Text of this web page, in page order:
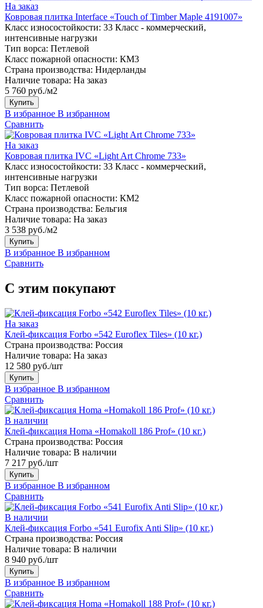
На заказ
Ковровая плитка Interface «Touch of Timber Maple 4191007»
Класс износостойкости: 33 Класс - коммерческий,
интенсивные нагрузки
Тип ворса: Петлевой
Класс пожарной опасности: КМ3
Страна производства: Нидерланды
Наличие товара: На заказ
5 760 руб./м2
Купить
В избранное В избранном
Сравнить
На заказ
Ковровая плитка IVC «Light Art Chrome 733»
Класс износостойкости: 33 Класс - коммерческий,
интенсивные нагрузки
Тип ворса: Петлевой
Класс пожарной опасности: КМ2
Страна производства: Бельгия
Наличие товара: На заказ
3 538 руб./м2
Купить
В избранное В избранном
Сравнить
С этим покупают
На заказ
Клей-фиксация Forbo «542 Euroflex Tiles» (10 кг.)
Страна производства: Россия
Наличие товара: На заказ
12 580 руб./шт
Купить
В избранное В избранном
Сравнить
В наличии
Клей-фиксация Homa «Homakoll 186 Prof» (10 кг.)
Страна производства: Россия
Наличие товара: В наличии
7 217 руб./шт
Купить
В избранное В избранном
Сравнить
В наличии
Клей-фиксация Forbo «541 Eurofix Anti Slip» (10 кг.)
Страна производства: Россия
Наличие товара: В наличии
8 940 руб./шт
Купить
В избранное В избранном
Сравнить